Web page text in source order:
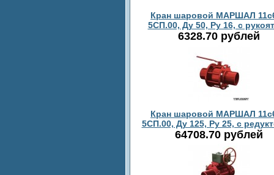
Кран шаровой МАРШАЛ
5СП.00, Ду 50, Ру 16, с
6328.70 рублей
Кран шаровой МАРШАЛ
5СП.00, Ду 125, Ру 25, с
64708.70 рублей